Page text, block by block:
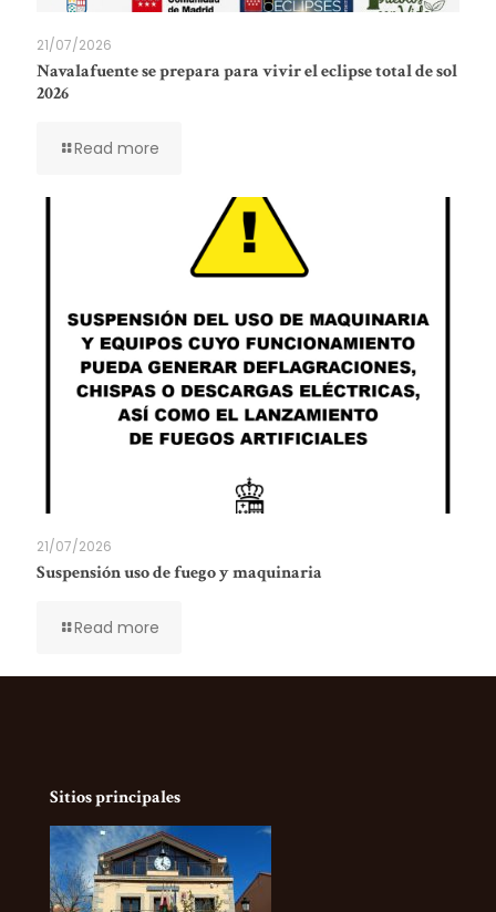
21/07/2026
Navalafuente se prepara para vivir el eclipse total de sol
2026
Read more
21/07/2026
Suspensión uso de fuego y maquinaria
Read more
Sitios principales